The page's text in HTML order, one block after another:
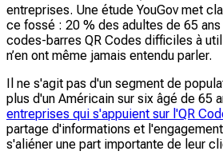
entreprises. Une étude YouGov met
ce fossé : 20 % des adultes de 65
codes-barres QR Codes difficiles à
n’en ont même jamais entendu parler.
Il ne s'agit pas d'un segment de
plus d'un Américain sur six âgé de 65
entreprises qui s'appuient sur l'QR
partage d'informations et
s'aliéner une part importante de leur